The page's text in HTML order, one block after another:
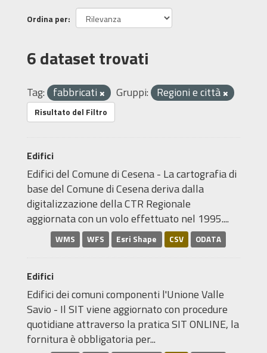
Ordina per
6 dataset trovati
Tag: fabbricati Gruppi: Regioni e città
Risultato del Filtro
Edifici
Edifici del Comune di Cesena - La cartografia di
base del Comune di Cesena deriva dalla
digitalizzazione della CTR Regionale
aggiornata con un volo effettuato nel 1995....
WMS WFS Esri Shape CSV ODATA
Edifici
Edifici dei comuni componenti l'Unione Valle
Savio - Il SIT viene aggiornato con procedure
quotidiane attraverso la pratica SIT ONLINE, la
fornitura è obbligatoria per...